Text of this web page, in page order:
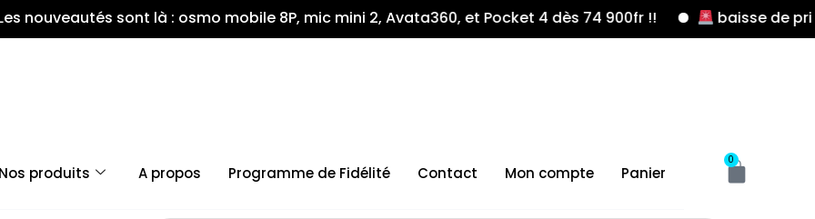
sont là : osmo mobile 8P, mic mini 2, Avata360, et Pocket 4 dès 74 900fr !! baisse de prix sur dji
Nos produits A propos Programme de Fidélité Contact Mon compte Panier
0
Panier